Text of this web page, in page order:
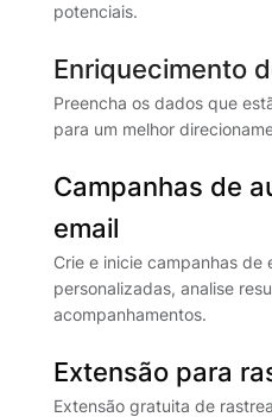
potenciais.
Enriquecimento
Preencha os dados que
para um melhor
Campanhas de
email
Crie e inicie campanhas de
personalizadas, analise
acompanhamentos.
Extensão para
Extensão gratuita de